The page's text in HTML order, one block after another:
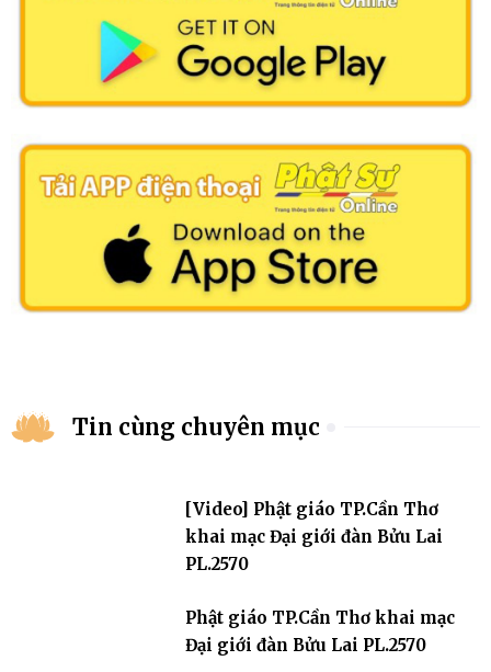
Tin cùng chuyên mục
[Video] Phật giáo TP.Cần Thơ
khai mạc Đại giới đàn Bửu Lai
PL.2570
Phật giáo TP.Cần Thơ khai mạc
Đại giới đàn Bửu Lai PL.2570